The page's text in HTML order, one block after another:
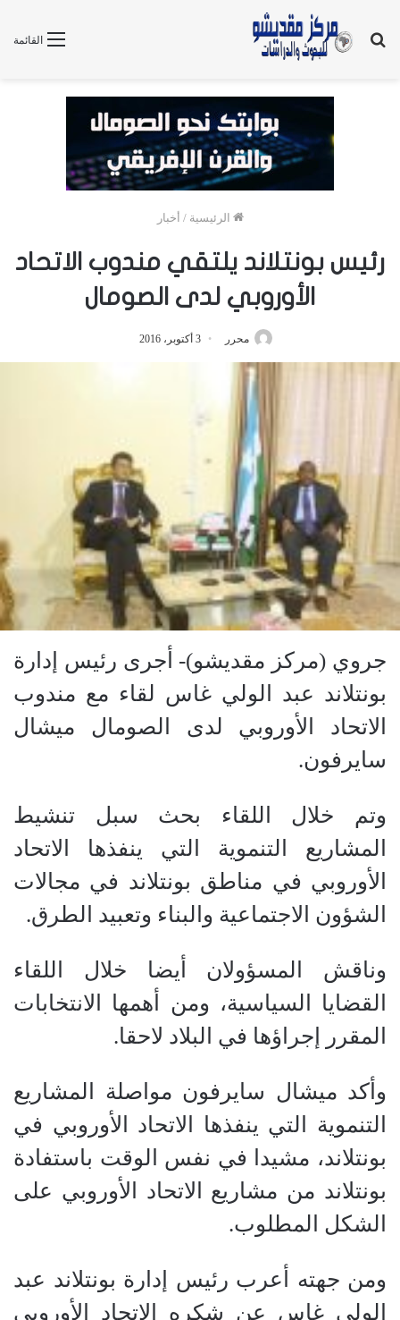
القائمة
بحث
الرئيسية / أخبار
رئيس بونتلاند يلتقي مندوب الاتحاد
الأوروبي لدى الصومال
محرر 3 أكتوبر، 2016
جروي (مركز مقديشو)- أجرى رئيس إدارة
بونتلاند عبد الولي غاس لقاء مع مندوب
الاتحاد الأوروبي لدى الصومال ميشال
سايرفون.
وتم خلال اللقاء بحث سبل تنشيط
المشاريع التنموية التي ينفذها الاتحاد
الأوروبي في مناطق بونتلاند في مجالات
الشؤون الاجتماعية والبناء وتعبيد الطرق.
وناقش المسؤولان أيضا خلال اللقاء
القضايا السياسية، ومن أهمها الانتخابات
المقرر إجراؤها في البلاد لاحقا.
وأكد ميشال سايرفون مواصلة المشاريع
التنموية التي ينفذها الاتحاد الأوروبي في
بونتلاند، مشيدا في نفس الوقت باستفادة
بونتلاند من مشاريع الاتحاد الأوروبي على
الشكل المطلوب.
ومن جهته أعرب رئيس إدارة بونتلاند عبد
الولي غاس عن شكره الاتحاد الأوروبي